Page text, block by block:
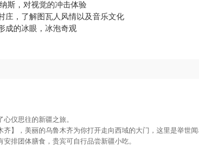
斯，对视觉的冲击体验
，了解图瓦人风情以及音乐文化
成的冰眼，冰泡奇观
仪思往的新疆之旅。
】，美丽的乌鲁木齐为你打开走向西域的大门，这里是举世
排团体膳食，贵宾可自行品尝新疆小吃。